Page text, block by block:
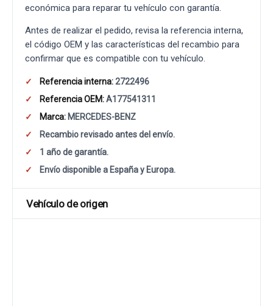
económica para reparar tu vehículo con garantía.
Antes de realizar el pedido, revisa la referencia interna,
el código OEM y las características del recambio para
confirmar que es compatible con tu vehículo.
Referencia interna:2722496
Referencia OEM:A177541311
Marca: MERCEDES-BENZ
Recambio revisado antes del envío.
1 año de garantía.
Envío disponible a España y Europa.
Vehículo de origen